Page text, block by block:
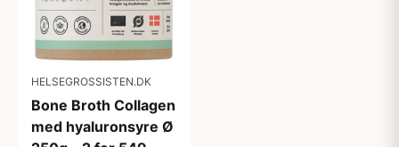
HELSEGROSSISTEN.DK
Bone Broth Collagen
med hyaluronsyre Ø